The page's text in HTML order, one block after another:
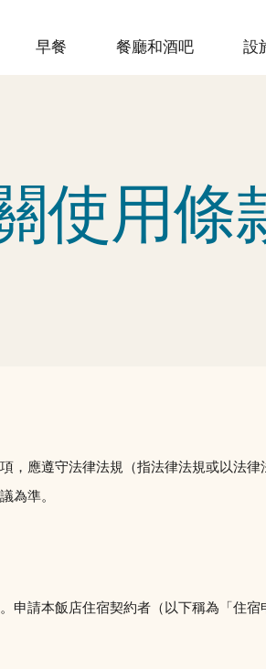
早餐 餐廳和酒吧 設
使用條
應遵守法律法規（指法律法規或以法律
為準。
請本飯店住宿契約者（以下稱為「住宿